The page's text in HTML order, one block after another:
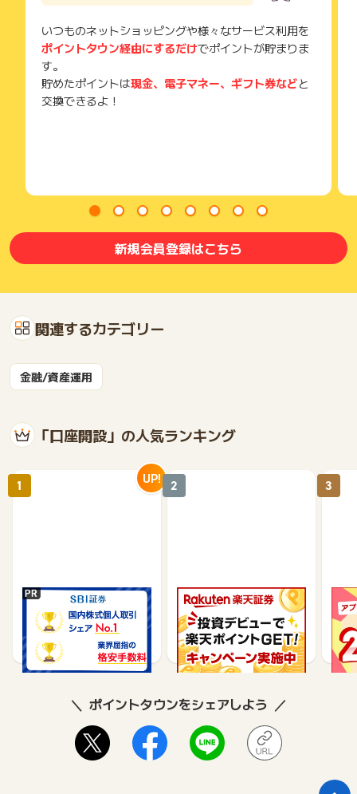
いつものネットショッピングや様々なサービス利用を
ポイントタウン経由にするだけでポイントが貯まりま
す。
貯めたポイントは現金、電子マネー、ギフト券などと
交換できるよ！
新規会員登録はこちら
関連するカテゴリー
金融/資産運用
「口座開設」の人気ランキング
SBI証券【新規口座開設
完了】
9,565 17,000
1 UP!
楽天証券【総合口座開設
完了】
7,500
2
【
行】
3
ポイントタウンをシェアしよう